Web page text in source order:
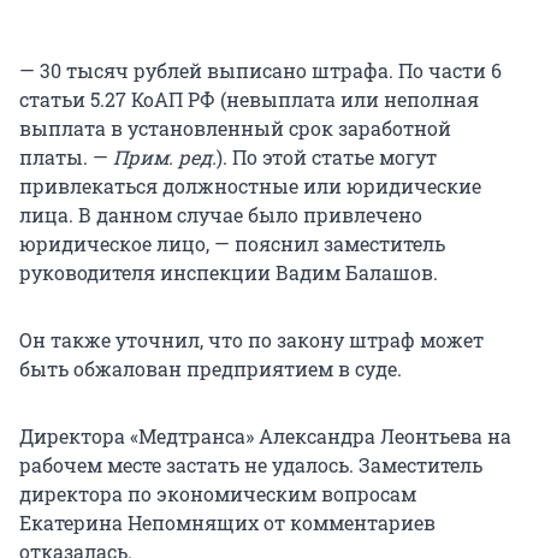
— 30 тысяч рублей выписано штрафа. По части 6
статьи 5.27 КоАП РФ (невыплата или неполная
выплата в установленный срок заработной
платы. — Прим. ред.). По этой статье могут
привлекаться должностные или юридические
лица. В данном случае было привлечено
юридическое лицо, — пояснил заместитель
руководителя инспекции Вадим Балашов.
Он также уточнил, что по закону штраф может
быть обжалован предприятием в суде.
Директора «Медтранса» Александра Леонтьева на
рабочем месте застать не удалось. Заместитель
директора по экономическим вопросам
Екатерина Непомнящих от комментариев
отказалась.